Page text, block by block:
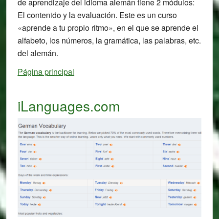
de aprendizaje del idioma alemán tiene 2 módulos:
El contenido y la evaluación. Este es un curso
«aprende a tu propio ritmo», en el que se aprende el
alfabeto, los números, la gramática, las palabras, etc.
del alemán.
Página principal
iLanguages.com